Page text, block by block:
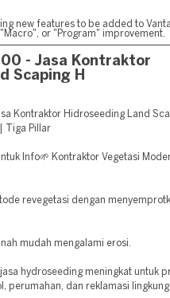
new features to be added to
or "Program" improvement.
- Jasa Kontraktor
Scaping H
Kontraktor Hidroseeding Land
Tiga Pillar
Info🌱 Kontraktor Vegetasi
revegetasi dengan
mudah mengalami erosi.
hydroseeding meningkat untuk
perumahan, dan reklamasi